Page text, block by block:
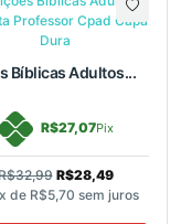
Bíblicas Adultos...
R$27,07Pix
R$28,49
de R$5,70 sem juros